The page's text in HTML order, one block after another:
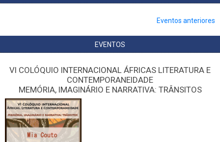
Eventos anteriores
EVENTOS
VI COLÓQUIO INTERNACIONAL ÁFRICAS LITERATURA E
CONTEMPORANEIDADE
MEMÓRIA, IMAGINÁRIO E NARRATIVA: TRÂNSITOS